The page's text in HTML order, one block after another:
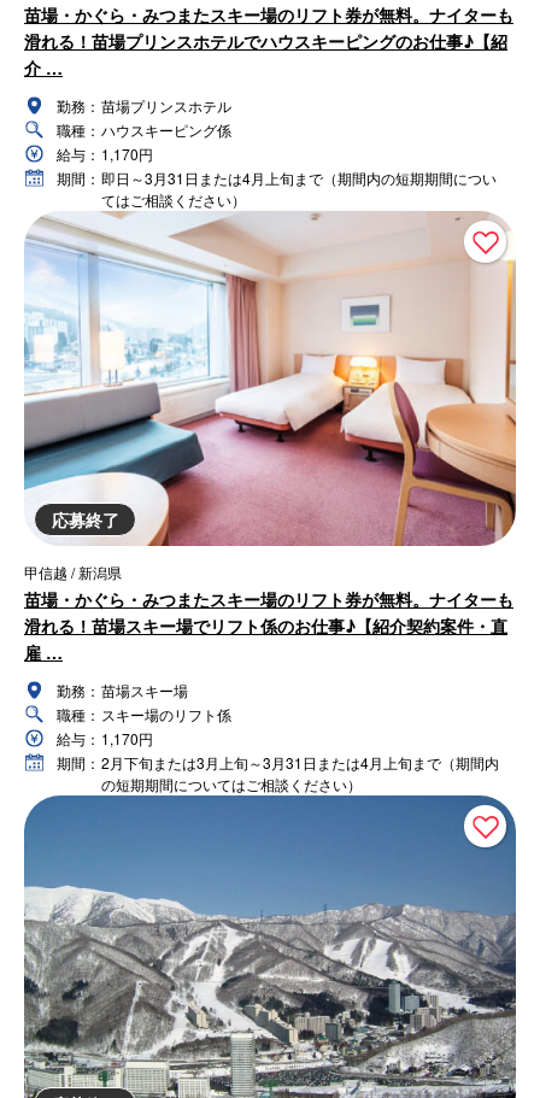
苗場・かぐら・みつまたスキー場のリフト券が無料。ナイターも
滑れる！苗場プリンスホテルでハウスキーピングのお仕事♪【紹
介 …
勤務： 苗場プリンスホテル
職種： ハウスキーピング係
給与： 1,170円
期間： 即日～3月31日または4月上旬まで（期間内の短期期間につい
てはご相談ください）
応募終了
甲信越 / 新潟県
苗場・かぐら・みつまたスキー場のリフト券が無料。ナイターも
滑れる！苗場スキー場でリフト係のお仕事♪【紹介契約案件・直
雇 …
勤務： 苗場スキー場
職種： スキー場のリフト係
給与： 1,170円
期間： 2月下旬または3月上旬～3月31日または4月上旬まで（期間内
の短期期間についてはご相談ください）